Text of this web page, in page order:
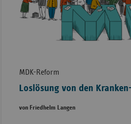
MDK-Reform
Loslösung von den
von Friedhelm Langen